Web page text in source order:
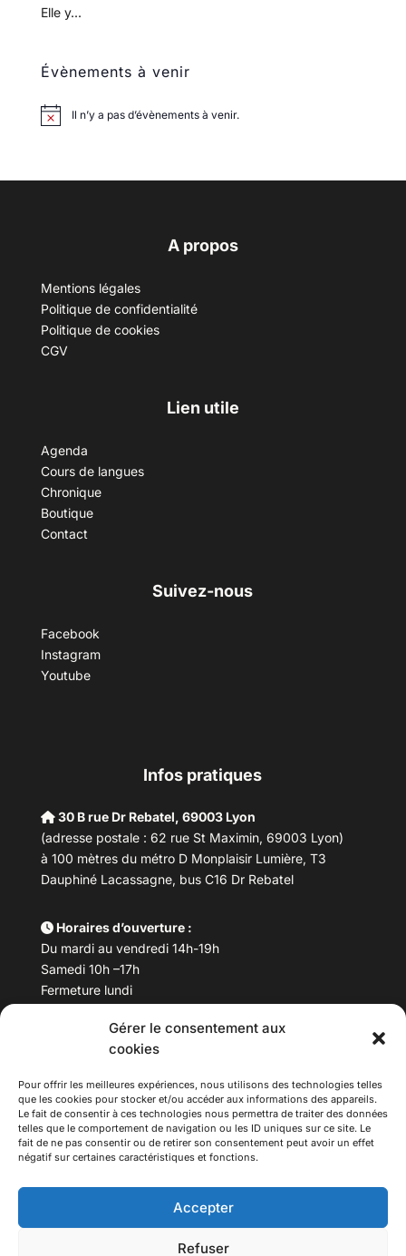
Gérer le consentement aux
cookies
Pour offrir les meilleures expériences, nous utilisons des technologies telles
que les cookies pour stocker et/ou accéder aux informations des appareils.
Le fait de consentir à ces technologies nous permettra de traiter des données
telles que le comportement de navigation ou les ID uniques sur ce site. Le
fait de ne pas consentir ou de retirer son consentement peut avoir un effet
négatif sur certaines caractéristiques et fonctions.
Accepter
Refuser
Elle y...
Évènements à venir
Il n’y a pas d’évènements à venir.
A propos
Mentions légales
Politique de confidentialité
Politique de cookies
CGV
Lien utile
Agenda
Cours de langues
Chronique
Boutique
Contact
Suivez-nous
Facebook
Instagram
Youtube
Infos pratiques
30 B rue Dr Rebatel, 69003 Lyon
(adresse postale : 62 rue St Maximin, 69003 Lyon)
à 100 mètres du métro D Monplaisir Lumière, T3
Dauphiné Lacassagne, bus C16 Dr Rebatel
Horaires d’ouverture :
Du mardi au vendredi 14h-19h
Samedi 10h –17h
Fermeture lundi
Téléphone : 04 78 53 06 40
maisondesculturesasiatiques@asiexpo.com